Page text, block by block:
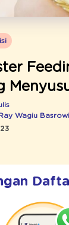
Wagiu